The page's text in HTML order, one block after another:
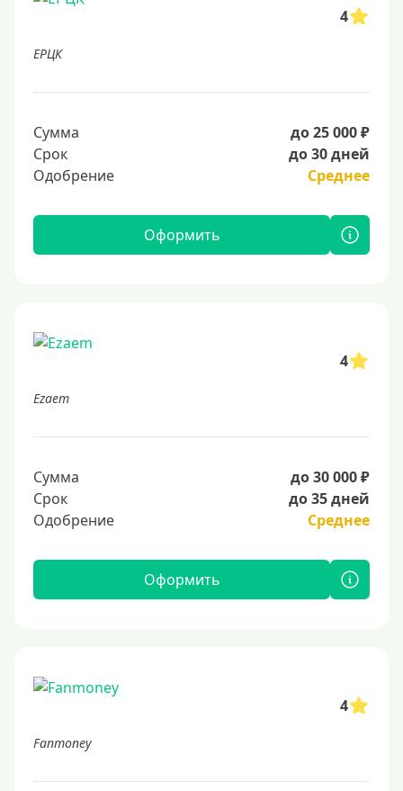
4
ЕРЦК
Сумма
до 25 000 ₽
Срок
до 30 дней
Одобрение
Среднее
Оформить
4
Ezaem
Сумма
до 30 000 ₽
Срок
до 35 дней
Одобрение
Среднее
Оформить
4
Fanmoney